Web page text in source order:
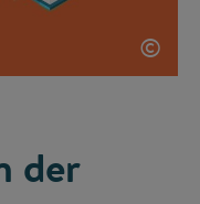
©
der